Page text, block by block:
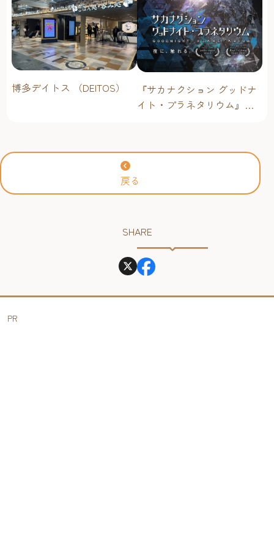
博多デイトス （DEITOS）
『サカナクション グッドナ
イト・プラネタリウム』が
2026年
戻る
SHARE
PR